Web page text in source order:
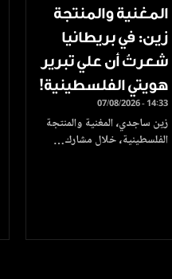
المغنية والمنتجة
زين: في بريطانيا
شعرتُ أن علي تبرير
هويتي الفلسطينية!
07/08/2026 - 14:33
زين ساجدي، المغنية والمنتجة
الفلسطينية، خلال مشارك…